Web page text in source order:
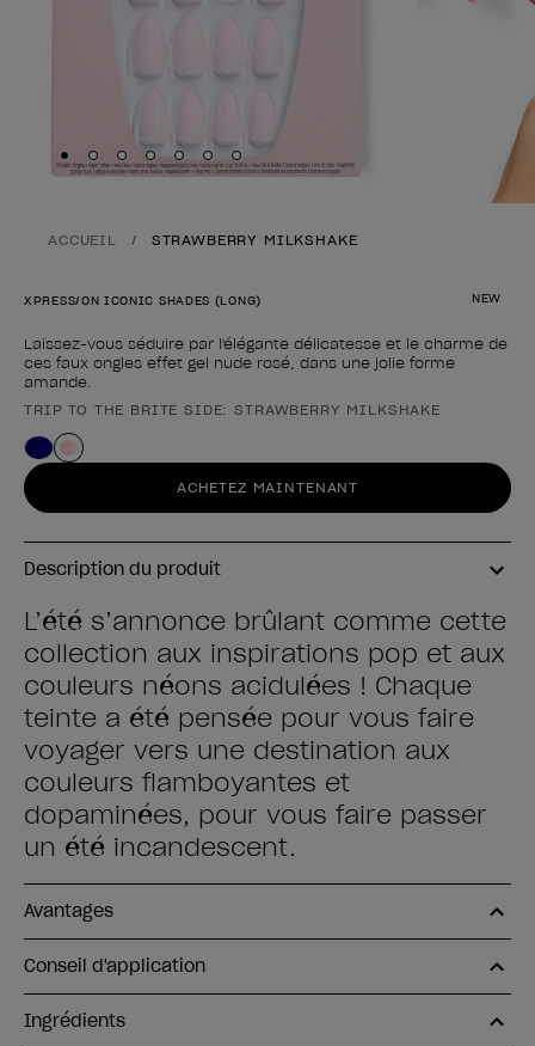
Skip to slide1
Skip to slide2
Skip to slide3
Skip to slide4
Skip to slide5
Skip to slide6
Skip to slide
ACCUEIL STRAWBERRY MILKSHAKE
NEW
XPRESS/ON ICONIC SHADES (LONG)
Laissez-vous séduire par l'élégante délicatesse et le charme de
ces faux ongles effet gel nude rosé, dans une jolie forme
amande.
Forme du produit
TRIP TO THE BRITE SIDE: STRAWBERRY MILKSHAKE
ACHETEZ MAINTENANT
Description du produit
L’été s’annonce brûlant comme cette
collection aux inspirations pop et aux
couleurs néons acidulées ! Chaque
teinte a été pensée pour vous faire
voyager vers une destination aux
couleurs flamboyantes et
dopaminées, pour vous faire passer
un été incandescent.
Avantages
Conseil d'application
Ingrédients